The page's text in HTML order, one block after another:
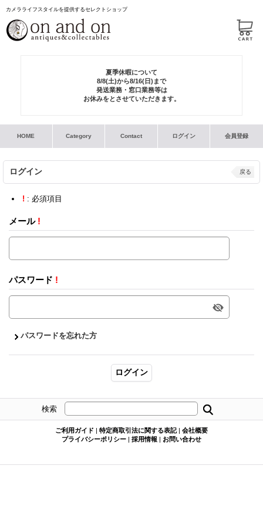
カメラライフスタイルを提供するセレクトショップ
夏季休暇について
8/8(土)から8/16(日)まで
発送業務・窓口業務等は
お休みをとさせていただきます。
HOME Category Contact ログイン 会員登録
ログイン 戻る
! : 必須項目
メール !
パスワード !
パスワードを忘れた方
検索
ご利用ガイド | 特定商取引法に関する表記 | 会社概要
プライバシーポリシー | 採用情報 | お問い合わせ